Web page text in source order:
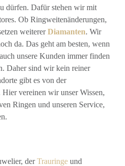
dürfen. Dafür stehen wir mit
Ob Ringweitenänderungen,
weitererDiamanten. Wir
da. Das geht am besten, wenn
unsere Kunden immer finden
Daher sind wir kein reiner
gibt es von der
vereinen wir unser Wissen,
Ringen und unseren Service,
derTrauringe und